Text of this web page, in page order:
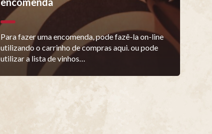
Para fazer uma encomenda, pode fazê-la on-line
utilizando o carrinho de compras aqui. ou pode
utilizar a lista de vinhos…